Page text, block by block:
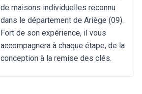
de maisons individuelles reconnu
dans le département de Ariège (09).
Fort de son expérience, il vous
accompagnera à chaque étape, de la
conception à la remise des clés.